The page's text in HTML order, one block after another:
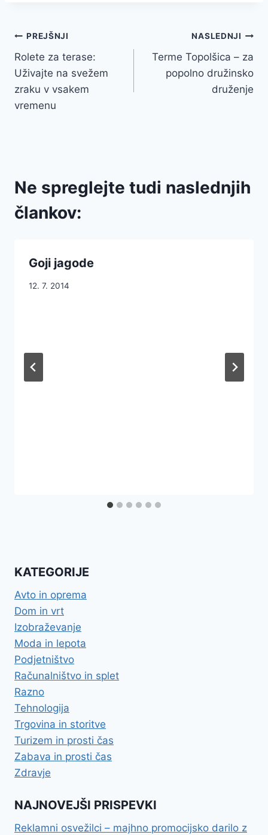
Navigacija
prispevka
PREJŠNJI
Rolete za terase:
Uživajte na svežem
zraku v vsakem
vremenu
NASLEDNJI
Terme Topolšica – za
popolno družinsko
druženje
Ne spreglejte tudi naslednjih
člankov:
Goji jagode
12. 7. 2014
KATEGORIJE
Avto in oprema
Dom in vrt
Izobraževanje
Moda in lepota
Podjetništvo
Računalništvo in splet
Razno
Tehnologija
Trgovina in storitve
Turizem in prosti čas
Zabava in prosti čas
Zdravje
NAJNOVEJŠI PRISPEVKI
Reklamni osvežilci – majhno promocijsko darilo z